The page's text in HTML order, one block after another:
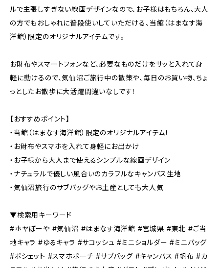
ルで主張しすぎない線画デザインなので、お子様はもちろん、大人
の方でもおしゃれに普段使いしていただける、当館（はまなす海
洋館）限定のオリジナルアイテムです。
お財布やスマートフォンなど、必要なものだけをサッと入れて身
軽に動けるので、気仙沼ご旅行中の散策や、毎日のお買い物、ちょ
っとしたお散歩に大活躍間違いなしです！
【おすすめポイント】
・当館（はまなす海洋館）限定のオリジナルアイテム！
・お財布やスマホを入れて身軽にお出かけ
・お子様から大人まで使えるシンプルな線画デザイン
・ナチュラルで優しい風合いのカラフルなキャンバス生地
・気仙沼旅行のサブバッグやお土産としても大人気
▼検索用キーワード
#ホヤぼーや #気仙沼 #はまなす海洋館 #宮城県 #東北 #ご当
地キャラ #ゆるキャラ #サコッシュ #ミニショルダー #ミニバッグ
#ポシェット #スマホポーチ #サブバッグ #キャンバス #帆布 #カ